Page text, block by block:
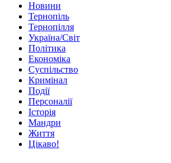
Новини
Тернопіль
Тернопілля
Україна/Світ
Політика
Економіка
Суспільство
Кримінал
Події
Персоналії
Історія
Мандри
Життя
Цікаво!